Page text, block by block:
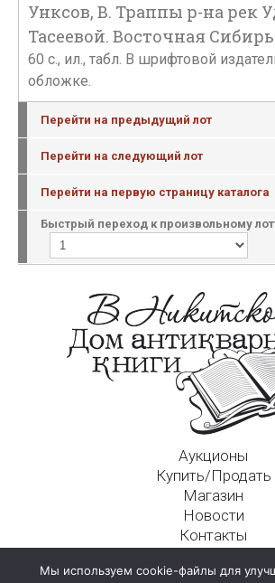
Унксов, В. Траппы р-на рек
Тасеевой. Восточная Сибирь.
60 с., ил., табл. В шрифтовой
обложке.
Перейти на предыдущий лот
Перейти на следующий лот
Перейти на первую страницу каталога
Быстрый переход к произвольному
Аукционы
Купить/Продать
Магазин
Новости
Контакты
125009, г. Москва, Никитский пер.,
Мы используем cookie-файлы для